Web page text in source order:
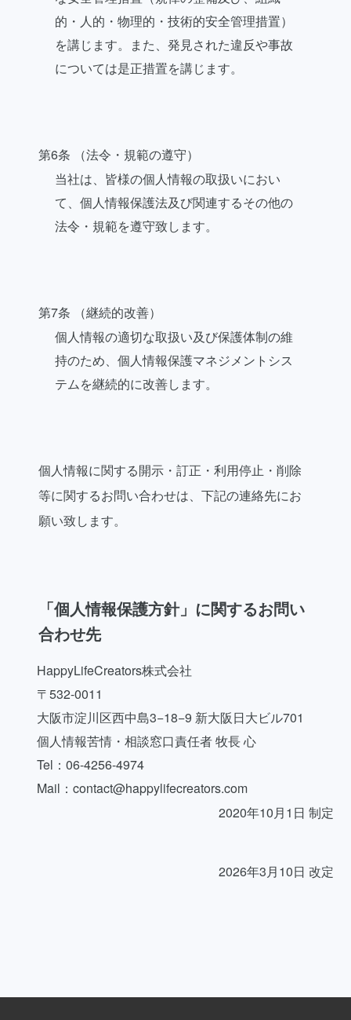
的・人的・物理的・技術的安全管理措置）
を講じます。また、発見された違反や事故
については是正措置を講じます。
第6条 （法令・規範の遵守）
当社は、皆様の個人情報の取扱いにおい
て、個人情報保護法及び関連するその他の
法令・規範を遵守致します。
第7条 （継続的改善）
個人情報の適切な取扱い及び保護体制の維
持のため、個人情報保護マネジメントシス
テムを継続的に改善します。
個人情報に関する開示・訂正・利用停止・削除
等に関するお問い合わせは、下記の連絡先にお
願い致します。
「個人情報保護方針」に関するお問い
合わせ先
HappyLifeCreators株式会社
〒532-0011
大阪市淀川区西中島3−18−9 新大阪日大ビル701
個人情報苦情・相談窓口責任者 牧長 心
Tel：06-4256-4974
Mail：contact@happylifecreators.com
2020年10月1日 制定
2026年3月10日 改定